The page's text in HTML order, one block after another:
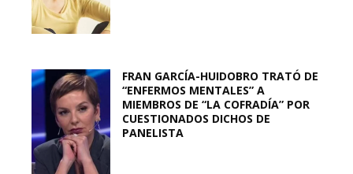
FRAN GARCÍA-HUIDOBRO TRATÓ DE
“ENFERMOS MENTALES” A
MIEMBROS DE “LA COFRADÍA” POR
CUESTIONADOS DICHOS DE
PANELISTA